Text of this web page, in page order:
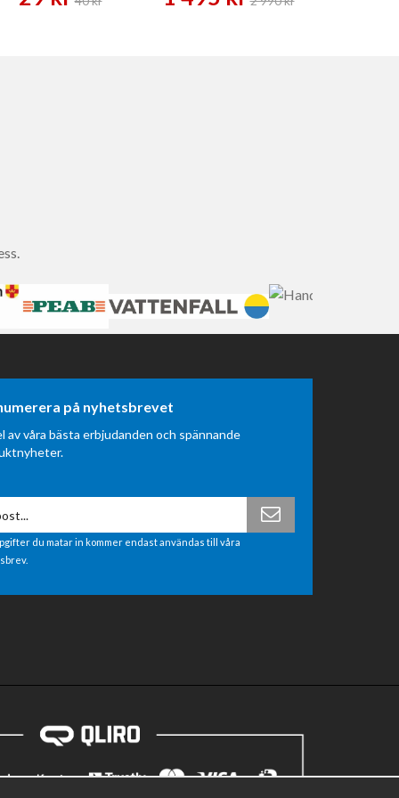
på nyhetsbrevet
av våra bästa erbjudanden och spännande
du matar in kommer endast användas till våra